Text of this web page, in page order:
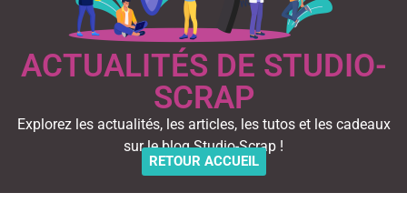
ACTUALITÉS DE STUDIO-
SCRAP
Explorez les actualités, les articles, les tutos et les cadeaux
sur le blog Studio-Scrap !
RETOUR ACCUEIL